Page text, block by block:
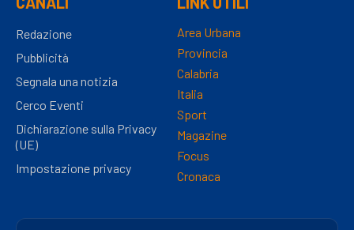
Redazione
Pubblicità
Segnala una notizia
Cerco Eventi
Dichiarazione sulla Privacy
(UE)
Impostazione privacy
Area Urbana
Provincia
Calabria
Italia
Sport
Magazine
Focus
Cronaca